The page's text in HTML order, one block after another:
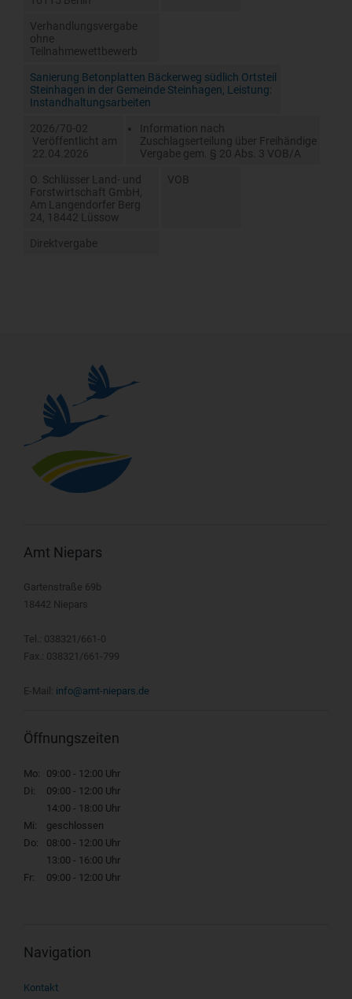
Verhandlungsvergabe
ohne
Teilnahmewettbewerb
Sanierung Betonplatten Bäckerweg südlich Ortsteil
Steinhagen in der Gemeinde Steinhagen, Leistung:
Instandhaltungsarbeiten
2026/70-02
Veröffentlicht am
22.04.2026
Information nach
Zuschlagserteilung über Freihändige
Vergabe gem. § 20 Abs. 3 VOB/A
O. Schlüsser Land- und
Forstwirtschaft GmbH,
Am Langendorfer Berg
24, 18442 Lüssow
VOB
Direktvergabe
Amt Niepars
Gartenstraße 69b
18442 Niepars
Tel.: 038321/661-0
Fax.: 038321/661-799
E-Mail: info@amt-niepars.de
Öffnungszeiten
Mo:
09:00 - 12:00 Uhr
Di:
09:00 - 12:00 Uhr
14:00 - 18:00 Uhr
Mi:
geschlossen
Do:
08:00 - 12:00 Uhr
13:00 - 16:00 Uhr
Fr:
09:00 - 12:00 Uhr
Navigation
Navigation
Kontakt